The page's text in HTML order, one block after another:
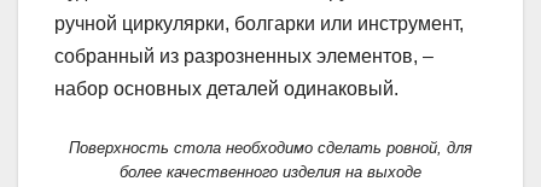
ручной циркулярки, болгарки или инструмент,
собранный из разрозненных элементов, –
набор основных деталей одинаковый.
Поверхность стола необходимо сделать ровной, для
более качественного изделия на выходе